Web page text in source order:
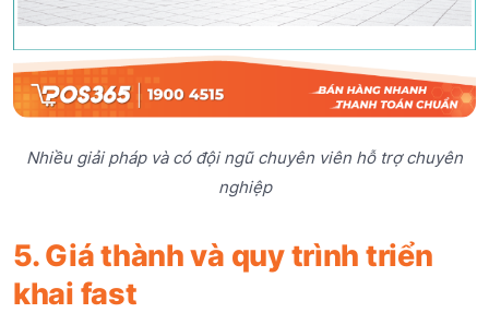
Nhiều giải pháp và có đội ngũ chuyên viên hỗ trợ chuyên
nghiệp
5. Giá thành và quy trình triển
khai fast